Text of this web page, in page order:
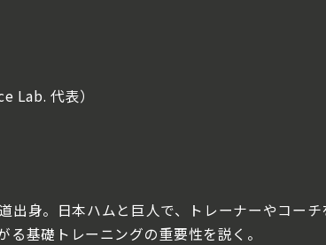
Lab. 代表）
出身。日本ハムと巨人で、トレーナーやコー
基礎トレーニングの重要性を説く。